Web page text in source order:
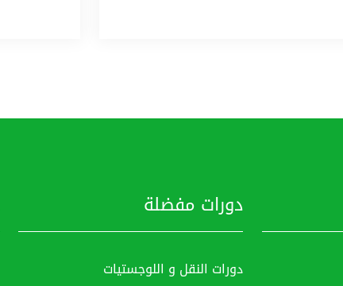
دورات مفضلة
دورات النقل و اللوجستيات